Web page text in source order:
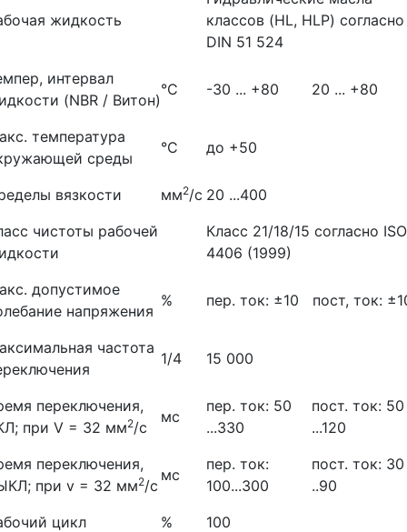
жидкость
классов (HL, HLP) согласно
DIN 51 524
интервал
(NBR / Витон)
°С -30 ... +80 20 ... +80
температура
среды
°С до +50
вязкости мм2/с 20 ...400
чистоты рабочей
Класс 21/18/15 согласно ISO
4406 (1999)
допустимое
напряжения
% пер. ток: ±10 пост, ток:
частота
1/4 15 000
переключения,
при V = 32 мм2/с
мс
пер. ток: 50
...330
пост. ток: 50
...120
переключения,
при v = 32 мм2/с
мс
пер. ток:
100...300
пост. ток: 30
..90
цикл
%
100